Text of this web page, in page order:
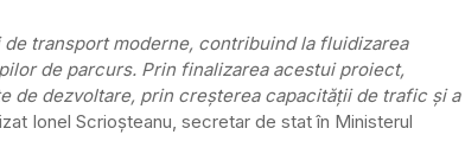
transport moderne, contribuind la fluidizarea
de parcurs. Prin finalizarea acestui proiect,
de dezvoltare, prin creșterea capacității de trafic și a
Ionel Scrioșteanu, secretar de stat în Ministerul